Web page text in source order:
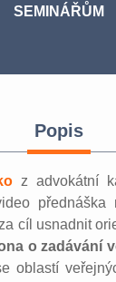
SEMINÁŘŮM
Popis
z advokátní
přednáška
cíl usnadnit
o zadávání
oblastí